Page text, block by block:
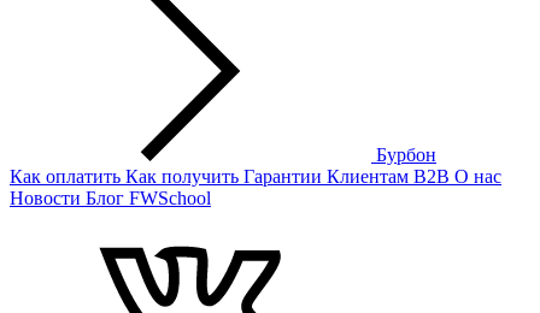
Бурбон
Как оплатить Как получить Гарантии Клиентам B2B О нас
Новости Блог FWSchool